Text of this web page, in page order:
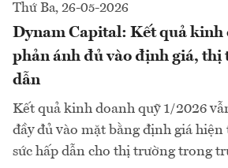
Thứ Ba, 26-05-2026
Dynam Capital: Kết quả kinh
phản ánh đủ vào định giá, thị
dẫn
Kết quả kinh doanh quỹ 1/2026
đầy đủ vào mặt bằng định giá
sức hấp dẫn cho thị trường trong